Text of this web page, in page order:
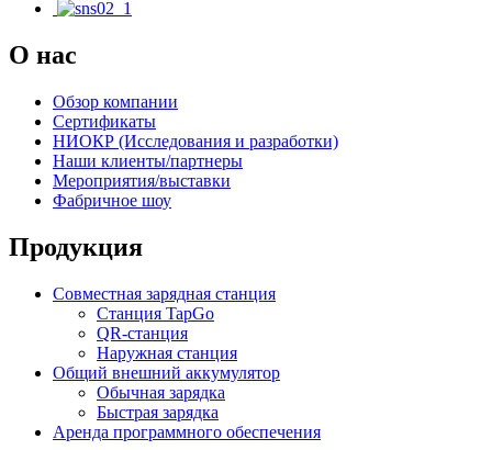
О нас
Обзор компании
Сертификаты
НИОКР (Исследования и разработки)
Наши клиенты/партнеры
Мероприятия/выставки
Фабричное шоу
Продукция
Совместная зарядная станция
Станция TapGo
QR-станция
Наружная станция
Общий внешний аккумулятор
Обычная зарядка
Быстрая зарядка
Аренда программного обеспечения